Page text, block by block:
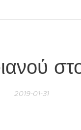
2019-01-31